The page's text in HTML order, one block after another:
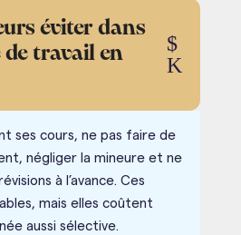
éviter dans
de travail en
$
K
ses cours, ne pas faire de
négliger la mineure et ne
à l’avance. Ces
mais elles coûtent
aussi sélective.